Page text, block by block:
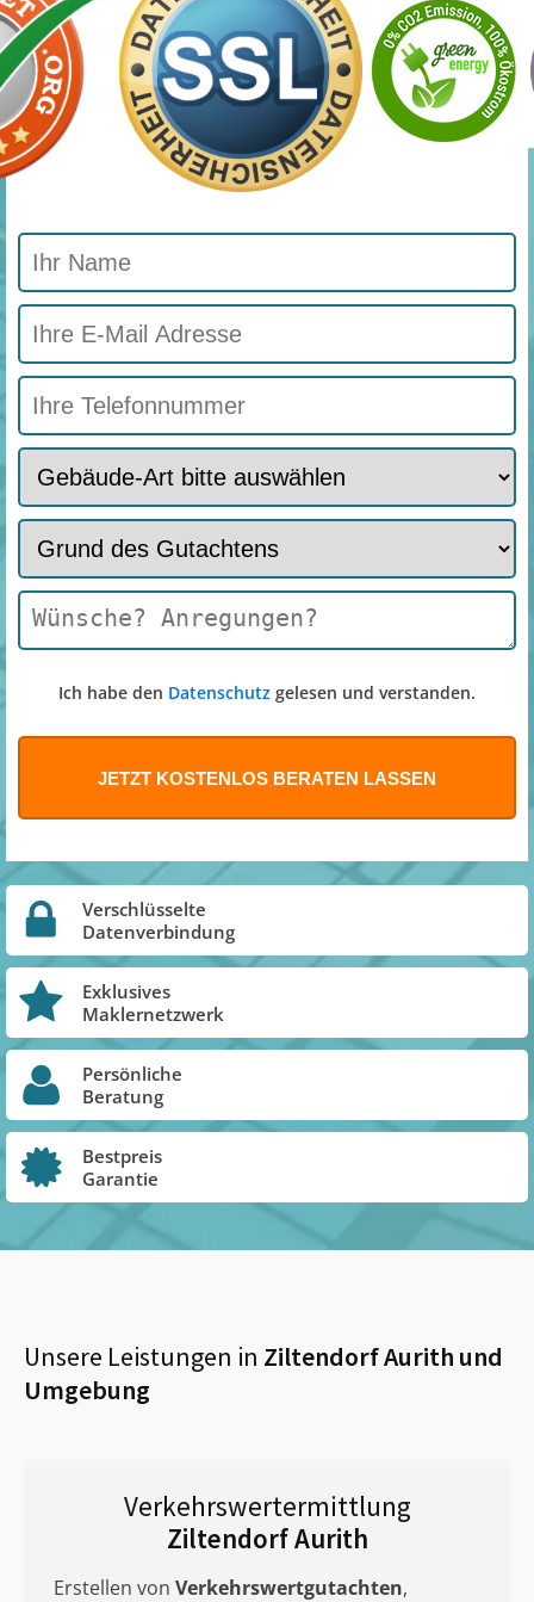
Ich habe den Datenschutz gelesen und verstanden.
Verschlüsselte
Datenverbindung
Exklusives
Maklernetzwerk
Persönliche
Beratung
Bestpreis
Garantie
Unsere Leistungen in Ziltendorf Aurith und
Umgebung
Verkehrswertermittlung
Ziltendorf Aurith
Erstellen von Verkehrswertgutachten,